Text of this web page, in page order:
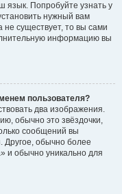
язык. Попробуйте узнать у
нужный вам
не существует, то вы сами
информацию вы
пользователя?
два изображения.
обычно это звёздочки,
сообщений вы
Другое, обычно более
и обычно уникально для